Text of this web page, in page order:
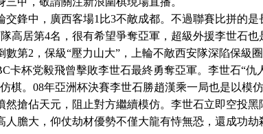
鋒中，廣西客場1比3不敵成都。不過聯賽比拼的是
高居第4名，很有希望爭奪亞軍，超級外援李世石也
數第2，保級“壓力山大”，上輪不敵西安隊深陷保級
卡杯党毅飛曾擊敗李世石最終勇奪亞軍。李世石“仇
棋。08年亞洲杯決賽李世石勝趙漢乘一局也是以模
然搶佔天元，阻止對方繼續模仿。李世石立即空投黑
人膽大，仰仗劫材優勢不僅大龍有恃無恐，還成功劫